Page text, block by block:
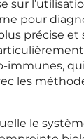
sur
pour
précise et
immunes,
les
le